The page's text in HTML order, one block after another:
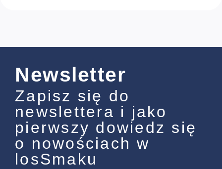
Newsletter
Zapisz się do
newslettera i jako
pierwszy dowiedz się
o nowościach w
losSmaku